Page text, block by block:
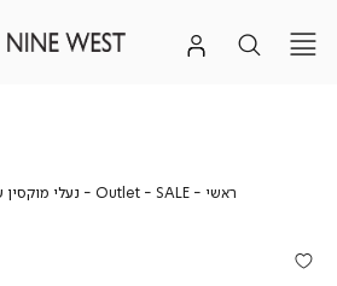
ראשי ראשי
SALE
SALE
Outlet
Outlet
נעלי